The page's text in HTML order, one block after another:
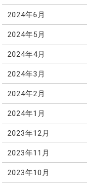
2024年6月
2024年5月
2024年4月
2024年3月
2024年2月
2024年1月
2023年12月
2023年11月
2023年10月